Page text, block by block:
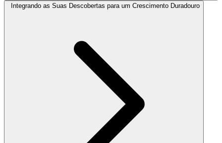
Integrando as Suas Descobertas para um Crescimento Duradouro